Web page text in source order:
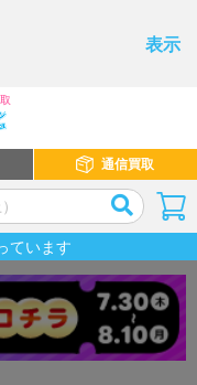
表示
通信買取
ています